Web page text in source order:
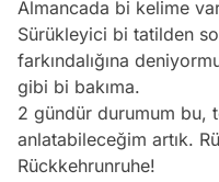
Almancada bi kelime
Sürükleyici bi tatilden
farkındalığına
gibi bi bakıma.
2 gündür durumum bu,
anlatabileceğim artık.
Rückkehrunruhe!